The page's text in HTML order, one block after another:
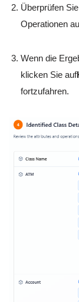
Überprüfen
Operationen
Wenn die
klicken Sie auf
fortzufahren.